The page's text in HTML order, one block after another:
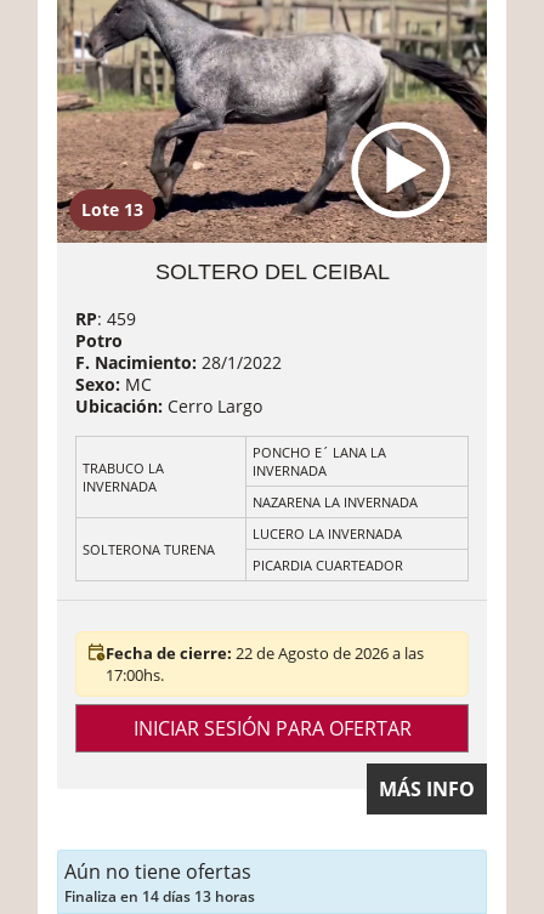
Lote 13
SOLTERO DEL CEIBAL
RP: 459
Potro
F. Nacimiento: 28/1/2022
Sexo: MC
Ubicación: Cerro Largo
TRABUCO LA
INVERNADA
PONCHO E´ LANA LA
INVERNADA
NAZARENA LA INVERNADA
SOLTERONA TURENA
LUCERO LA INVERNADA
PICARDIA CUARTEADOR
Fecha de cierre: 22 de Agosto de 2026 a las
17:00hs.
INICIAR SESIÓN PARA OFERTAR
MÁS INFO
Aún no tiene ofertas
Finaliza en 14 días 13 horas